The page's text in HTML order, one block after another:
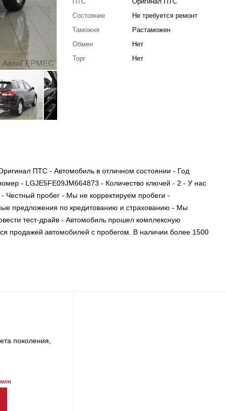
Состояние
Не требуется ремонт
Таможня
Растаможен
Обмен
Нет
Торг
Нет
ПТС - Автомобиль в отличном состоянии - Год
- LGJE5FE09JM664873 - Количество ключей - 2 - У нас
пробег - Мы не корректируем пробеги -
предложения по кредитованию и страхованию - Мы
тест-драйв - Автомобиль прошел комплексную
продажей автомобилей с пробегом. В наличии более 1500
поколения,